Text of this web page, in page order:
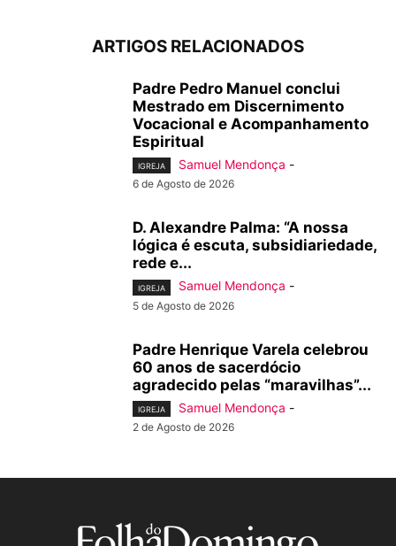
ARTIGOS RELACIONADOS
Padre Pedro Manuel conclui
Mestrado em Discernimento
Vocacional e Acompanhamento
Espiritual
IGREJA Samuel Mendonça -
6 de Agosto de 2026
D. Alexandre Palma: “A nossa
lógica é escuta, subsidiariedade,
rede e...
IGREJA Samuel Mendonça -
5 de Agosto de 2026
Padre Henrique Varela celebrou
60 anos de sacerdócio
agradecido pelas “maravilhas”...
IGREJA Samuel Mendonça -
2 de Agosto de 2026